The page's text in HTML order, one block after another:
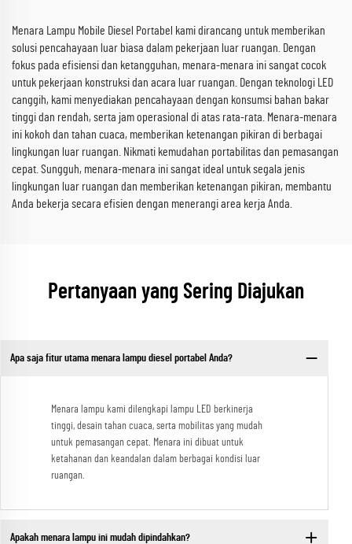
Menara Lampu Mobile Diesel Portabel kami dirancang untuk memberikan
solusi pencahayaan luar biasa dalam pekerjaan luar ruangan. Dengan
fokus pada efisiensi dan ketangguhan, menara-menara ini sangat cocok
untuk pekerjaan konstruksi dan acara luar ruangan. Dengan teknologi LED
canggih, kami menyediakan pencahayaan dengan konsumsi bahan bakar
tinggi dan rendah, serta jam operasional di atas rata-rata. Menara-menara
ini kokoh dan tahan cuaca, memberikan ketenangan pikiran di berbagai
lingkungan luar ruangan. Nikmati kemudahan portabilitas dan pemasangan
cepat. Sungguh, menara-menara ini sangat ideal untuk segala jenis
lingkungan luar ruangan dan memberikan ketenangan pikiran, membantu
Anda bekerja secara efisien dengan menerangi area kerja Anda.
Pertanyaan yang Sering Diajukan
Apa saja fitur utama menara lampu diesel portabel Anda?
Menara lampu kami dilengkapi lampu LED berkinerja
tinggi, desain tahan cuaca, serta mobilitas yang mudah
untuk pemasangan cepat. Menara ini dibuat untuk
ketahanan dan keandalan dalam berbagai kondisi luar
ruangan.
Apakah menara lampu ini mudah dipindahkan?